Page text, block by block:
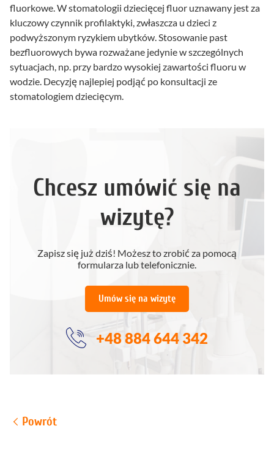
fluorkowe. W stomatologii dziecięcej fluor uznawany jest za
kluczowy czynnik profilaktyki, zwłaszcza u dzieci z
podwyższonym ryzykiem ubytków. Stosowanie past
bezfluorowych bywa rozważane jedynie w szczególnych
sytuacjach, np. przy bardzo wysokiej zawartości fluoru w
wodzie. Decyzję najlepiej podjąć po konsultacji ze
stomatologiem dziecięcym.
Chcesz umówić się na
wizytę?
Zapisz się już dziś! Możesz to zrobić za pomocą
formularza lub telefonicznie.
Umów się na wizytę
+48 884 644 342
Powrót